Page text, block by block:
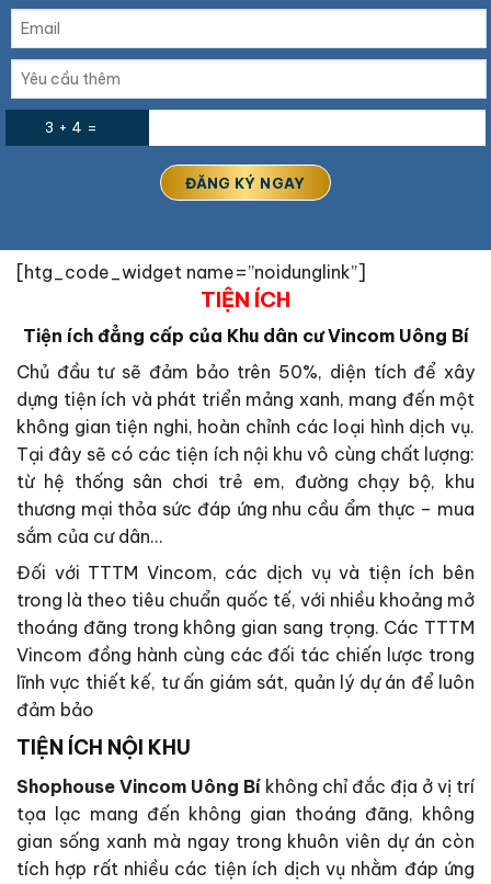
3 + 4 =
[htg_code_widget name=”noidunglink”]
TIỆN ÍCH
Tiện ích đẳng cấp của Khu dân cư Vincom Uông Bí
Chủ đầu tư sẽ đảm bảo trên 50%, diện tích để xây
dựng tiện ích và phát triển mảng xanh, mang đến một
không gian tiện nghi, hoàn chỉnh các loại hình dịch vụ.
Tại đây sẽ có các tiện ích nội khu vô cùng chất lượng:
từ hệ thống sân chơi trẻ em, đường chạy bộ, khu
thương mại thỏa sức đáp ứng nhu cầu ẩm thực – mua
sắm của cư dân…
Đối với TTTM Vincom, các dịch vụ và tiện ích bên
trong là theo tiêu chuẩn quốc tế, với nhiều khoảng mở
thoáng đãng trong không gian sang trọng. Các TTTM
Vincom đồng hành cùng các đối tác chiến lược trong
lĩnh vực thiết kế, tư ấn giám sát, quản lý dự án để luôn
đảm bảo
TIỆN ÍCH NỘI KHU
Shophouse Vincom Uông Bí không chỉ đắc địa ở vị trí
tọa lạc mang đến không gian thoáng đãng, không
gian sống xanh mà ngay trong khuôn viên dự án còn
tích hợp rất nhiều các tiện ích dịch vụ nhằm đáp ứng